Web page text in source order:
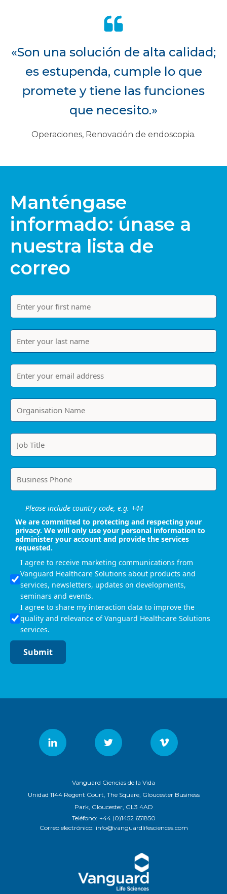
«Son una solución de alta calidad;
es estupenda, cumple lo que
promete y tiene las funciones
que necesito.»
Operaciones, Renovación de endoscopia.
Manténgase
informado: únase a
nuestra lista de
correo
Please include country code, e.g. +44
We are committed to protecting and respecting your
privacy. We will only use your personal information to
administer your account and provide the services
requested.
I agree to receive marketing communications from
Vanguard Healthcare Solutions about products and
services, newsletters, updates on developments,
seminars and events.
I agree to share my interaction data to improve the
quality and relevance of Vanguard Healthcare Solutions
services.
Submit
Vanguard Ciencias de la Vida
Unidad 1144 Regent Court, The Square, Gloucester Business
Park, Gloucester, GL3 4AD
Teléfono: +44 (0)1452 651850
Correo electrónico: info@vanguardlifesciences.com